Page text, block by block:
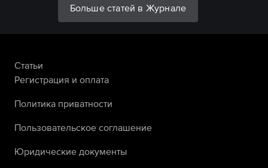
Больше статей в Журнале
Статьи
Регистрация и оплата
Политика приватности
Пользовательское соглашение
Юридические документы